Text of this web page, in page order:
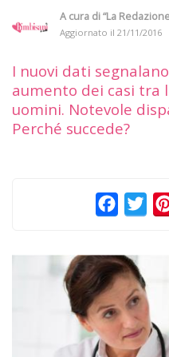
A cura di“La
Aggiornato il 21/11/2016
I nuovi dati
aumento dei casi tra
uomini. Notevole
Perché succede?